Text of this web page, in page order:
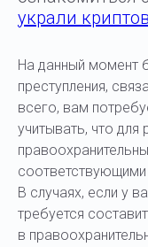
украли
На данный момент
преступления,
всего, вам
учитывать, что для
соответствующими
В случаях, если у
требуется
в